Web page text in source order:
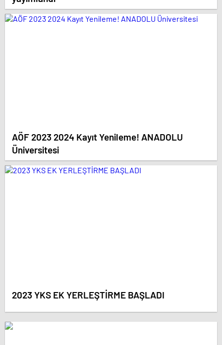
AÖF 2023 2024 Kayıt Yenileme! ANADOLU
Üniversitesi
2023 YKS EK YERLEŞTİRME BAŞLADI